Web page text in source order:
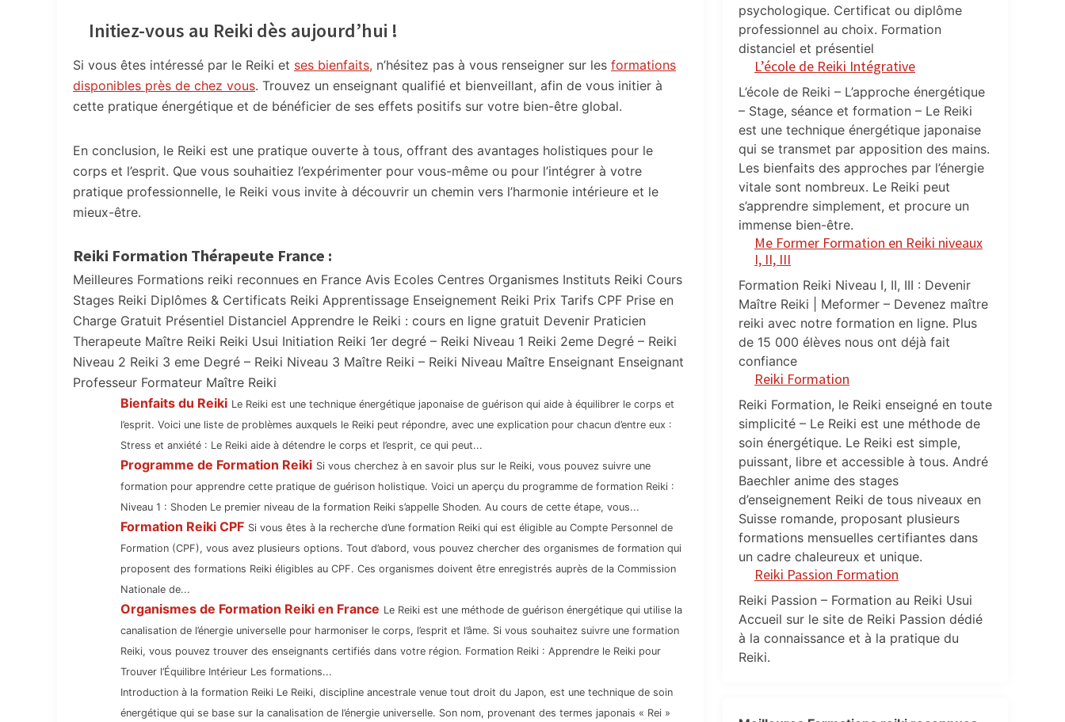
Initiez-vous au Reiki dès aujourd’hui !
Si vous êtes intéressé par le Reiki et ses bienfaits, n’hésitez pas à vous renseigner sur les formations
disponibles près de chez vous. Trouvez un enseignant qualifié et bienveillant, afin de vous initier à
cette pratique énergétique et de bénéficier de ses effets positifs sur votre bien-être global.
En conclusion, le Reiki est une pratique ouverte à tous, offrant des avantages holistiques pour le
corps et l’esprit. Que vous souhaitiez l’expérimenter pour vous-même ou pour l’intégrer à votre
pratique professionnelle, le Reiki vous invite à découvrir un chemin vers l’harmonie intérieure et le
mieux-être.
Reiki Formation Thérapeute France :
Meilleures Formations reiki reconnues en France Avis Ecoles Centres Organismes Instituts Reiki Cours
Stages Reiki Diplômes & Certificats Reiki Apprentissage Enseignement Reiki Prix Tarifs CPF Prise en
Charge Gratuit Présentiel Distanciel Apprendre le Reiki : cours en ligne gratuit Devenir Praticien
Therapeute Maître Reiki Reiki Usui Initiation Reiki 1er degré – Reiki Niveau 1 Reiki 2eme Degré – Reiki
Niveau 2 Reiki 3 eme Degré – Reiki Niveau 3 Maître Reiki – Reiki Niveau Maître Enseignant Enseignant
Professeur Formateur Maître Reiki
Bienfaits du Reiki Le Reiki est une technique énergétique japonaise de guérison qui aide à équilibrer le corps et
l’esprit. Voici une liste de problèmes auxquels le Reiki peut répondre, avec une explication pour chacun d’entre eux :
Stress et anxiété : Le Reiki aide à détendre le corps et l’esprit, ce qui peut...
Programme de Formation Reiki Si vous cherchez à en savoir plus sur le Reiki, vous pouvez suivre une
formation pour apprendre cette pratique de guérison holistique. Voici un aperçu du programme de formation Reiki :
Niveau 1 : Shoden Le premier niveau de la formation Reiki s’appelle Shoden. Au cours de cette étape, vous...
Formation Reiki CPF Si vous êtes à la recherche d’une formation Reiki qui est éligible au Compte Personnel de
Formation (CPF), vous avez plusieurs options. Tout d’abord, vous pouvez chercher des organismes de formation qui
proposent des formations Reiki éligibles au CPF. Ces organismes doivent être enregistrés auprès de la Commission
Nationale de...
Organismes de Formation Reiki en France Le Reiki est une méthode de guérison énergétique qui utilise la
canalisation de l’énergie universelle pour harmoniser le corps, l’esprit et l’âme. Si vous souhaitez suivre une formation
Reiki, vous pouvez trouver des enseignants certifiés dans votre région. Formation Reiki : Apprendre le Reiki pour
Trouver l’Équilibre Intérieur Les formations...
Introduction à la formation Reiki Le Reiki, discipline ancestrale venue tout droit du Japon, est une technique de soin
énergétique qui se base sur la canalisation de l’énergie universelle. Son nom, provenant des termes japonais « Rei »
psychologique. Certificat ou diplôme
professionnel au choix. Formation
distanciel et présentiel
L’école de Reiki Intégrative
L’école de Reiki – L’approche énergétique
– Stage, séance et formation – Le Reiki
est une technique énergétique japonaise
qui se transmet par apposition des mains.
Les bienfaits des approches par l’énergie
vitale sont nombreux. Le Reiki peut
s’apprendre simplement, et procure un
immense bien-être.
Me Former Formation en Reiki niveaux
I, II, III
Formation Reiki Niveau I, II, III : Devenir
Maître Reiki | Meformer – Devenez maître
reiki avec notre formation en ligne. Plus
de 15 000 élèves nous ont déjà fait
confiance
Reiki Formation
Reiki Formation, le Reiki enseigné en toute
simplicité – Le Reiki est une méthode de
soin énergétique. Le Reiki est simple,
puissant, libre et accessible à tous. André
Baechler anime des stages
d’enseignement Reiki de tous niveaux en
Suisse romande, proposant plusieurs
formations mensuelles certifiantes dans
un cadre chaleureux et unique.
Reiki Passion Formation
Reiki Passion – Formation au Reiki Usui
Accueil sur le site de Reiki Passion dédié
à la connaissance et à la pratique du
Reiki.